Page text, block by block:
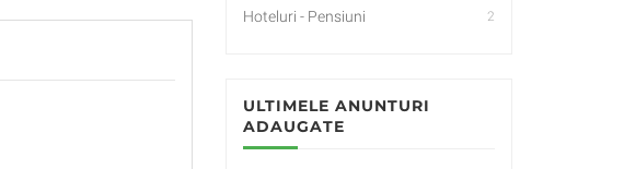
Hoteluri - Pensiuni 2
ULTIMELE ANUNTURI
ADAUGATE